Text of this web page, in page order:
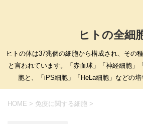
ヒトの全細
ヒトの体は37兆個の細胞から構成され、その
と言われています。「赤血球」「神経細胞」
胞と、「iPS細胞」「HeLa細胞」などの培
HOME > 免疫に関する細胞 >